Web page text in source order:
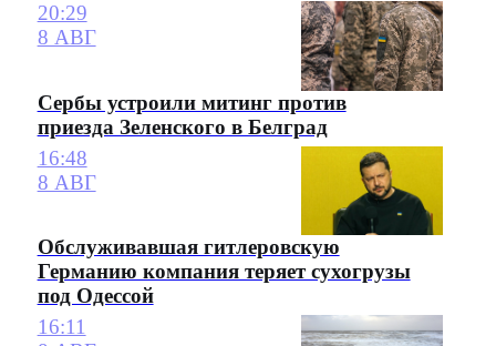
20:29
8 АВГ
Сербы устроили митинг против
приезда Зеленского в Белград
16:48
8 АВГ
Обслуживавшая гитлеровскую
Германию компания теряет сухогрузы
под Одессой
16:11